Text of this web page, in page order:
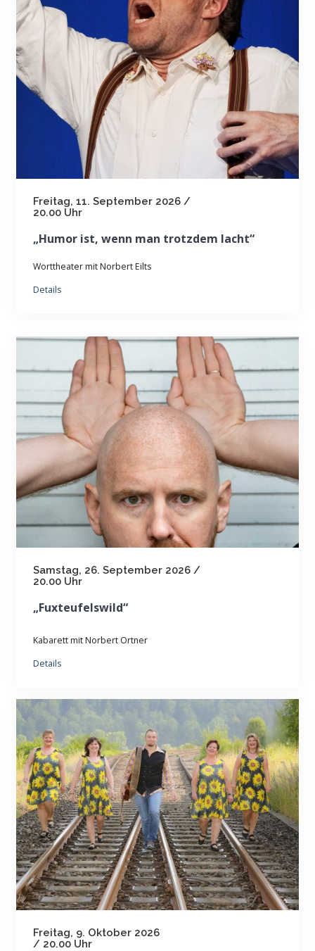
Freitag, 11. September 2026 /
20.00 Uhr
„Humor ist, wenn man trotzdem lacht“
Worttheater mit Norbert Eilts
Details
Samstag, 26. September 2026 /
20.00 Uhr
„Fuxteufelswild“
Kabarett mit Norbert Ortner
Details
Freitag, 9. Oktober 2026
/ 20.00 Uhr